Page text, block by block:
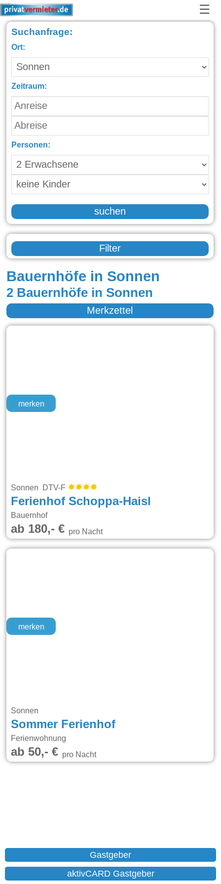
☰
Suchanfrage:
Ort:
Zeitraum:
Personen:
suchen
Filter
Bauernhöfe in Sonnen
2 Bauernhöfe in Sonnen
Merkzettel
merken
Sonnen DTV-F
Ferienhof Schoppa-Haisl
Bauernhof
ab 180,- €pro Nacht
merken
Sonnen
Sommer Ferienhof
Ferienwohnung
ab 50,- €pro Nacht
Gastgeber
aktivCARD Gastgeber